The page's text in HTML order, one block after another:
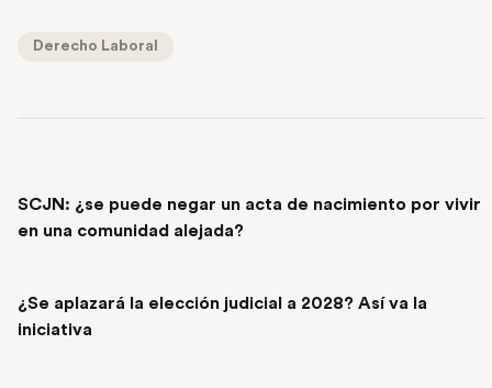
Derecho Laboral
SCJN: ¿se puede negar un acta de nacimiento por vivir
en una comunidad alejada?
¿Se aplazará la elección judicial a 2028? Así va la
iniciativa